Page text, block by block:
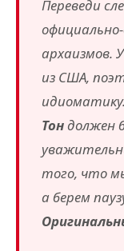
Переведи
архаизмов.
из США,
идиоматику.
Тондолжен
того, что
а берем